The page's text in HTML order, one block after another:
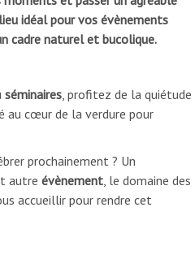
idéal pour vos évènements
cadre naturel et bucolique.
séminaires, profitez de la quiétude
au cœur de la verdure pour
prochainement ? Un
autre évènement, le domaine des
accueillir pour rendre cet